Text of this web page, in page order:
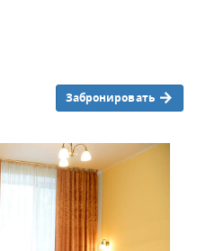
Забронировать